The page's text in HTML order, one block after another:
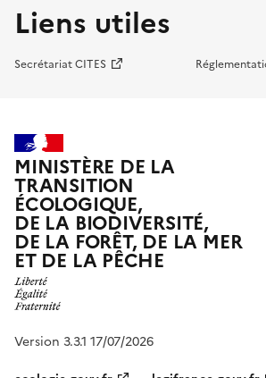
Liens utiles
Secrétariat CITES
MINISTÈRE DE LA
TRANSITION
ÉCOLOGIQUE,
DE LA BIODIVERSITÉ,
DE LA FORÊT, DE LA MER
ET DE LA PÊCHE
Version 3.3.1 17/07/2026